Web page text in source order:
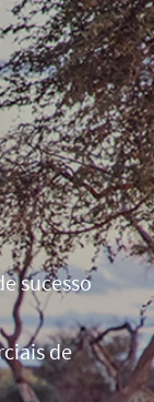
sucesso
de